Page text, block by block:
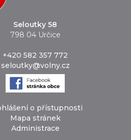
Seloutky 58
798 04 Určice
+420 582 357 772
seloutky@volny.cz
o přístupnosti
Mapa stránek
Administrace